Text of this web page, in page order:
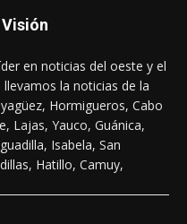
en noticias del oeste y el
la noticias de la
Hormigueros, Cabo
Lajas, Yauco, Guánica,
Isabela, San
Hatillo, Camuy,